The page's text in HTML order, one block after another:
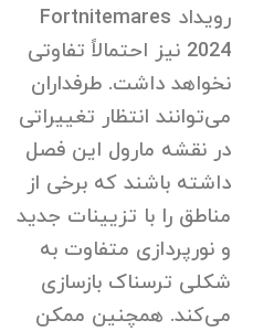
رویداد Fortnitemares
2024 نیز احتمالاً تفاوتی
نخواهد داشت. طرفداران
می‌توانند انتظار تغییراتی
در نقشه مارول این فصل
داشته باشند که برخی از
مناطق را با تزیینات جدید
و نورپردازی متفاوت به
شکلی ترسناک بازسازی
می‌کند. همچنین ممکن